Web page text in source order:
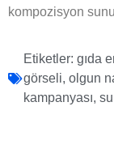
kompozisyon
Etiketler: gıda
görseli, olgun
kampanyası,